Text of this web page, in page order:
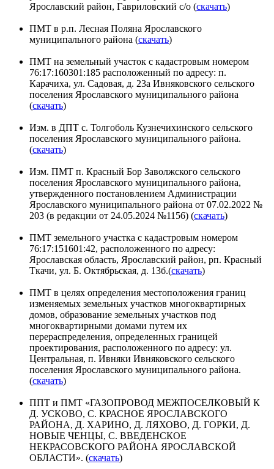
Ярославский район, Гавриловский с/о (скачать)
ПМТ в р.п. Лесная Поляна Ярославского
муниципального района (скачать)
ПМТ на земельный участок с кадастровым номером
76:17:160301:185 расположенный по адресу: п.
Карачиха, ул. Садовая, д. 23а Ивняковского сельского
поселения Ярославского муниципального района
(скачать)
Изм. в ДПТ с. Толгоболь Кузнечихинского сельского
поселения Ярославского муниципального района.
(скачать)
Изм. ПМТ п. Красный Бор Заволжского сельского
поселения Ярославского муниципального района,
утвержденного постановлением Администрации
Ярославского муниципального района от 07.02.2022 №
203 (в редакции от 24.05.2024 №1156) (скачать)
ПМТ земельного участка с кадастровым номером
76:17:151601:42, расположенного по адресу:
Ярославская область, Ярославский район, рп. Красный
Ткачи, ул. Б. Октябрьская, д. 13б.(скачать)
ПМТ в целях определения местоположения границ
изменяемых земельных участков многоквартирных
домов, образование земельных участков под
многоквартирными домами путем их
перераспределения, определенных границей
проектирования, расположенного по адресу: ул.
Центральная, п. Ивняки Ивняковского сельского
поселения Ярославского муниципального района.
(скачать)
ППТ и ПМТ «ГАЗОПРОВОД МЕЖПОСЕЛКОВЫЙ К
Д. УСКОВО, С. КРАСНОЕ ЯРОСЛАВСКОГО
РАЙОНА, Д. ХАРИНО, Д. ЛЯХОВО, Д. ГОРКИ, Д.
НОВЫЕ ЧЕНЦЫ, С. ВВЕДЕНСКОЕ
НЕКРАСОВСКОГО РАЙОНА ЯРОСЛАВСКОЙ
ОБЛАСТИ». (скачать)